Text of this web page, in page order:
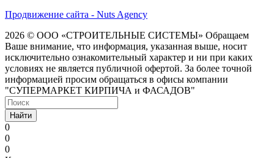
Продвижение сайта - Nuts Agency
2026 © ООО «СТРОИТЕЛЬНЫЕ СИСТЕМЫ» Обращаем
Ваше внимание, что информация, указанная выше, носит
исключительно ознакомительный характер и ни при каких
условиях не является публичной офертой. За более точной
информацией просим обращаться в офисы компании
"СУПЕРМАРКЕТ КИРПИЧА и ФАСАДОВ"
Найти
0
0
0